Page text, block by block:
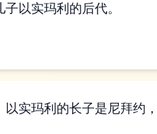
以实玛利的后代。
实玛利的长子是尼拜约